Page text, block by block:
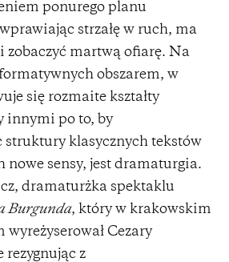
ponurego planu
strzałę w ruch, ma
zobaczyć martwą ofiarę. Na
obszarem, w
się rozmaite kształty
innymi po to, by
struktury klasycznych tekstów
nowe sensy, jest dramaturgia.
dramaturżka spektaklu
Burgunda, który w krakowskim
Cezary
rezygnując z